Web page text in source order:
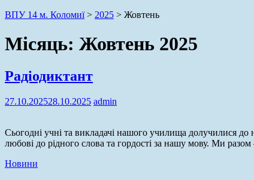
ВПУ 14 м. Коломиї> 2025 > Жовтень
Місяць: Жовтень 2025
Радіодиктант
27.10.202528.10.2025 admin
Сьогодні учні та викладачі нашого училища долучилися до
любові до рідного слова та гордості за нашу мову. Ми
Новини